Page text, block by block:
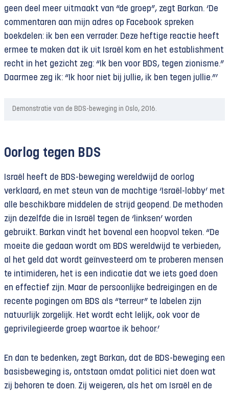
geen deel meer uitmaakt van “de groep”, zegt Barkan. ‘De
commentaren aan mijn adres op Facebook spreken
boekdelen: ik ben een verrader. Deze heftige reactie heeft
ermee te maken dat ik uit Israël kom en het establishment
recht in het gezicht zeg: “Ik ben voor BDS, tegen zionisme.”
Daarmee zeg ik: “Ik hoor niet bij jullie, ik ben tegen jullie.”’
Demonstratie van de BDS-beweging in Oslo, 2016.
Oorlog tegen BDS
Israël heeft de BDS-beweging wereldwijd de oorlog
verklaard, en met steun van de machtige ‘Israël-lobby’ met
alle beschikbare middelen de strijd geopend. De methoden
zijn dezelfde die in Israël tegen de ‘linksen’ worden
gebruikt. Barkan vindt het bovenal een hoopvol teken. “De
moeite die gedaan wordt om BDS wereldwijd te verbieden,
al het geld dat wordt geïnvesteerd om te proberen mensen
te intimideren, het is een indicatie dat we iets goed doen
en effectief zijn. Maar de persoonlijke bedreigingen en de
recente pogingen om BDS als “terreur” te labelen zijn
natuurlijk zorgelijk. Het wordt echt lelijk, ook voor de
geprivilegieerde groep waartoe ik behoor.’
En dan te bedenken, zegt Barkan, dat de BDS-beweging een
basisbeweging is, ontstaan omdat politici niet doen wat
zij behoren te doen. Zij weigeren, als het om Israël en de